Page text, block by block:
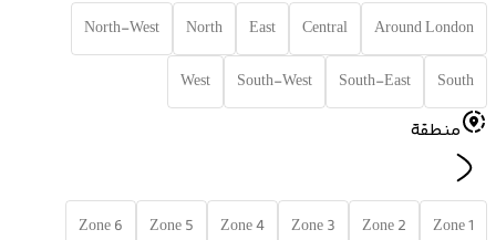
Around London
Central
East
North
North-West
South
South-East
South-West
West
منطقة
Zone 1
Zone 2
Zone 3
Zone 4
Zone 5
Zone 6